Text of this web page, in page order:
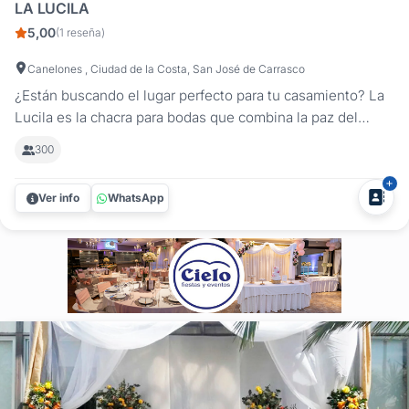
LA LUCILA
5,00(1 reseña)
Canelones , Ciudad de la Costa, San José de Carrasco
¿Están buscando el lugar perfecto para tu casamiento? La
Lucila es la chacra para bodas que combina la paz del
Montevideo. Ubicados en San José de Carrasco, muy
cerca del Aeropuerto y Lagomar, diseñamos un entorno
soñado para que su fiesta de...
300
Ver info WhatsApp